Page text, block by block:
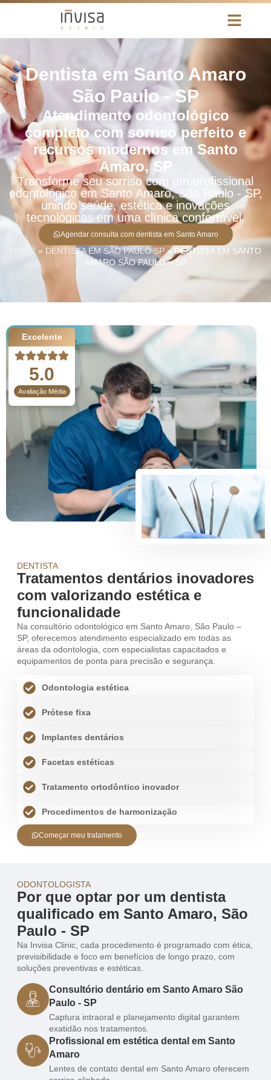
Dentista em Santo Amaro
São Paulo - SP
Atendimento odontológico
completo com sorriso perfeito e
recursos modernos em Santo
Amaro, SP
Transforme seu sorriso com um profissional
odontológico em Santo Amaro, São Paulo - SP,
unindo saúde, estética e inovações
tecnológicas em uma clínica confortável.
Agendar consulta com dentista em Santo Amaro
HOME» DENTISTA EM SÃO PAULO SP»DENTISTA EM SANTO
AMARO SÃO PAULO – SP
Excelente
5.0
Avaliação Média
DENTISTA
Tratamentos dentários inovadores
com valorizando estética e
funcionalidade
Na consultório odontológico em Santo Amaro, São Paulo –
SP, oferecemos atendimento especializado em todas as
áreas da odontologia, com especialistas capacitados e
equipamentos de ponta para precisão e segurança.
Odontologia estética
Prótese fixa
Implantes dentários
Facetas estéticas
Tratamento ortodôntico inovador
Procedimentos de harmonização
Começar meu tratamento
ODONTOLOGISTA
Por que optar por um dentista
qualificado em Santo Amaro, São
Paulo - SP
Na Invisa Clinic, cada procedimento é programado com ética,
previsibilidade e foco em benefícios de longo prazo, com
soluções preventivas e estéticas.
Consultório dentário em Santo Amaro São
Paulo - SP
Captura intraoral e planejamento digital garantem
exatidão nos tratamentos.
Profissional em estética dental em Santo
Amaro
Lentes de contato dental em Santo Amaro oferecem